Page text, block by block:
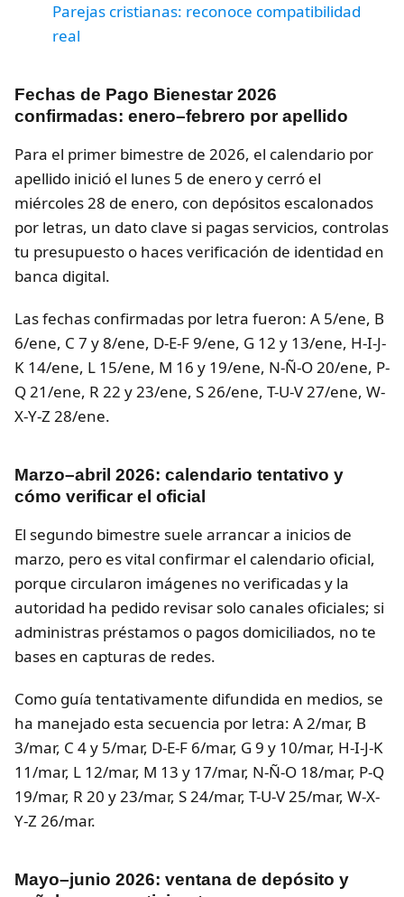
Parejas cristianas: reconoce compatibilidad
real
Fechas de Pago Bienestar 2026
confirmadas: enero–febrero por apellido
Para el primer bimestre de 2026, el calendario por
apellido inició el lunes 5 de enero y cerró el
miércoles 28 de enero, con depósitos escalonados
por letras, un dato clave si pagas servicios, controlas
tu presupuesto o haces verificación de identidad en
banca digital.
Las fechas confirmadas por letra fueron: A 5/ene, B
6/ene, C 7 y 8/ene, D-E-F 9/ene, G 12 y 13/ene, H-I-J-
K 14/ene, L 15/ene, M 16 y 19/ene, N-Ñ-O 20/ene, P-
Q 21/ene, R 22 y 23/ene, S 26/ene, T-U-V 27/ene, W-
X-Y-Z 28/ene.
Marzo–abril 2026: calendario tentativo y
cómo verificar el oficial
El segundo bimestre suele arrancar a inicios de
marzo, pero es vital confirmar el calendario oficial,
porque circularon imágenes no verificadas y la
autoridad ha pedido revisar solo canales oficiales; si
administras préstamos o pagos domiciliados, no te
bases en capturas de redes.
Como guía tentativamente difundida en medios, se
ha manejado esta secuencia por letra: A 2/mar, B
3/mar, C 4 y 5/mar, D-E-F 6/mar, G 9 y 10/mar, H-I-J-K
11/mar, L 12/mar, M 13 y 17/mar, N-Ñ-O 18/mar, P-Q
19/mar, R 20 y 23/mar, S 24/mar, T-U-V 25/mar, W-X-
Y-Z 26/mar.
Mayo–junio 2026: ventana de depósito y